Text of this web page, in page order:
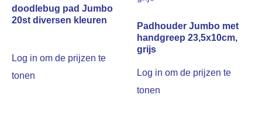
doodlebug pad Jumbo
20st diversen kleuren
Log in om de prijzen te
tonen
Padhouder Jumbo met
handgreep 23,5x10cm,
grijs
Log in om de prijzen te
tonen